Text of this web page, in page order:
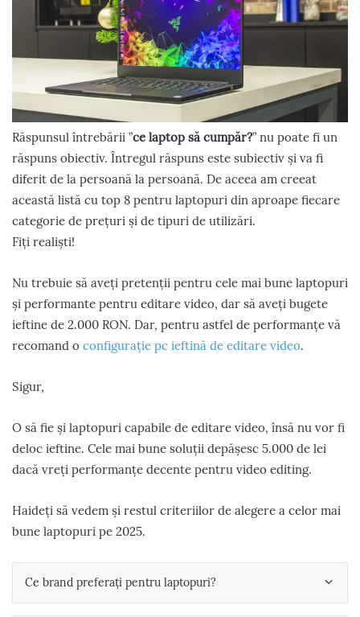
Răspunsul întrebării ”ce laptop să cumpăr?” nu poate fi un
răspuns obiectiv. Întregul răspuns este subiectiv și va fi
diferit de la persoană la persoană. De aceea am creeat
această listă cu top 8 pentru laptopuri din aproape fiecare
categorie de prețuri și de tipuri de utilizări.
Fiți realiști!
Nu trebuie să aveți pretenții pentru cele mai bune laptopuri
și performante pentru editare video, dar să aveți bugete
ieftine de 2.000 RON. Dar, pentru astfel de performanțe vă
recomand o configurație pc ieftină de editare video.
Sigur,
O să fie și laptopuri capabile de editare video, însă nu vor fi
deloc ieftine. Cele mai bune soluții depășesc 5.000 de lei
dacă vreți performanțe decente pentru video editing.
Haideți să vedem și restul criteriilor de alegere a celor mai
bune laptopuri pe 2025.
Ce brand preferați pentru laptopuri?